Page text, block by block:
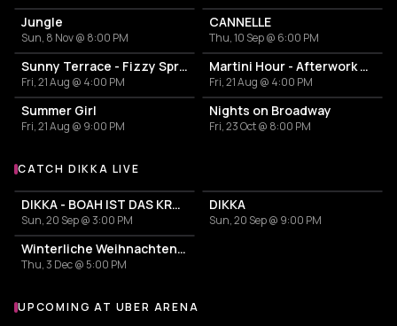
Jungle
Sun, 8 Nov @ 8:00 PM
CANNELLE
Thu, 10 Sep @ 6:00 PM
Sunny Terrace - Fizzy Spritzes
Fri, 21 Aug @ 4:00 PM
Martini Hour - Afterwork Pornstar & Matcha Martini
Fri, 21 Aug @ 4:00 PM
Summer Girl
Fri, 21 Aug @ 9:00 PM
Nights on Broadway
Fri, 23 Oct @ 8:00 PM
More events with DIKKA
CATCH DIKKA LIVE
DIKKA - BOAH IST DAS KRASS TOUR 2
Sun, 20 Sep @ 3:00 PM
DIKKA
Sun, 20 Sep @ 9:00 PM
Winterliche Weihnachten mit DIKKA
Thu, 3 Dec @ 5:00 PM
More events at Uber Arena
UPCOMING AT UBER ARENA